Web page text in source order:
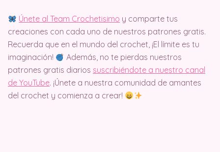
Únete al Team Crochetisimo y comparte tus
creaciones con cada uno de nuestros patrones gratis.
Recuerda que en el mundo del crochet, ¡El límite es tu
imaginación!
Además, no te pierdas nuestros
patrones gratis diarios suscribiéndote a nuestro canal
de YouTube. ¡Únete a nuestra comunidad de amantes
del crochet y comienza a crear!